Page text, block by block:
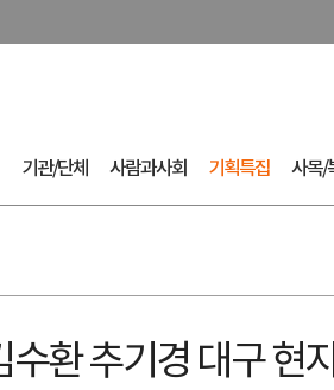
기관/단체 사람과사회 기획특집 사목/
수환 추기경 대구 현